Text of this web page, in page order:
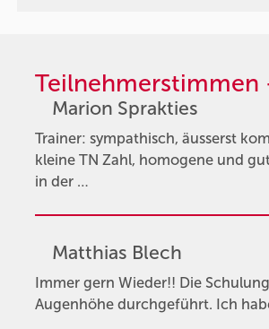
Teilnehmerstimmen
Marion Sprakties
Trainer: sympathisch, äusserst
kleine TN Zahl, homogene und
in der …
Matthias Blech
Immer gern Wieder!! Die
Augenhöhe durchgeführt. Ich